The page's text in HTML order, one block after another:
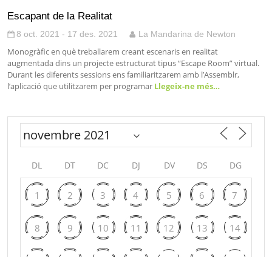
Escapant de la Realitat
8 oct. 2021 - 17 des. 2021 La Mandarina de Newton
Monogràfic en què treballarem creant escenaris en realitat
augmentada dins un projecte estructurat tipus “Escape Room” virtual.
Durant les diferents sessions ens familiaritzarem amb l’Assemblr,
l’aplicació que utilitzarem per programar Llegeix-ne més…
DL DT DC DJ DV DS DG
1 2 3 4 5 6 7
8 9 10 11 12 13 14